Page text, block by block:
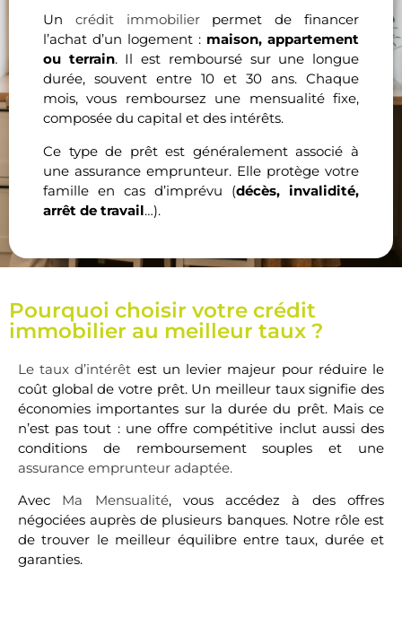
Un crédit immobilierpermet de financer
l’achat d’un logement : maison, appartement
ou terrain. Il est remboursé sur une longue
durée, souvent entre 10 et 30 ans. Chaque
mois, vous remboursez une mensualité fixe,
composée du capital et des intérêts.
Ce type de prêt est généralement associé à
une assurance emprunteur. Elle protège votre
famille en cas d’imprévu (décès, invalidité,
arrêt de travail…).
Pourquoi choisir votre crédit
immobilier au meilleur taux ?
Le taux d’intérêt est un levier majeur pour réduire le
coût global de votre prêt. Un meilleur taux signifie des
économies importantes sur la durée du prêt. Mais ce
n’est pas tout : une offre compétitive inclut aussi des
conditions de remboursement souples et une
assurance emprunteur adaptée.
Avec Ma Mensualité, vous accédez à des offres
négociées auprès de plusieurs banques. Notre rôle est
de trouver le meilleur équilibre entre taux, durée et
garanties.